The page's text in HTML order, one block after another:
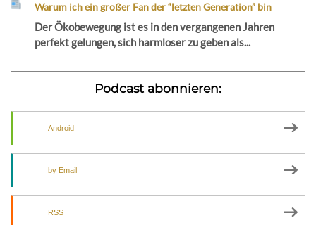
Warum ich ein großer Fan der “letzten Generation” bin
Der Ökobewegung ist es in den vergangenen Jahren
perfekt gelungen, sich harmloser zu geben als...
Podcast abonnieren:
Android
by Email
RSS